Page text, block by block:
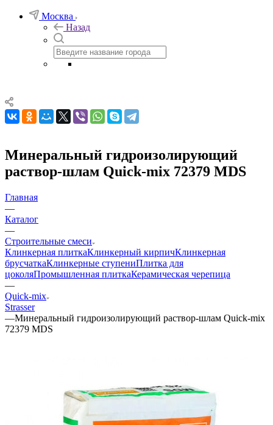
Москва
Назад
Минеральный гидроизолирующий
раствор-шлам Quick-mix 72379 MDS
Главная
—
Каталог
—
Строительные смеси
Клинкерная плиткаКлинкерный кирпичКлинкерная
брусчаткаКлинкерные ступениПлитка для
цоколяПромышленная плиткаКерамическая черепица
—
Quick-mix
Strasser
—Минеральный гидроизолирующий раствор-шлам Quick-mix
72379 MDS